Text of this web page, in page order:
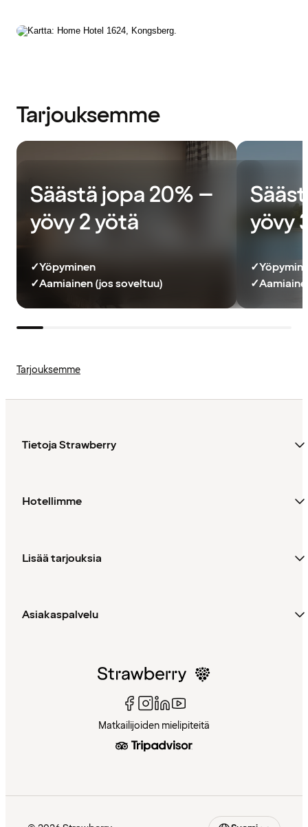
Tarjouksemme
Säästä jopa 20% –
yövy 2 yötä
✓Yöpyminen
✓Aamiainen (jos soveltuu)
yövy
✓
✓
Tarjouksemme
Tietoja Strawberry
Hotellimme
Lisää tarjouksia
Asiakaspalvelu
Matkailijoiden mielipiteitä